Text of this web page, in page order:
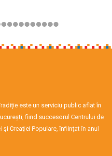
este un serviciu public aflat în
fiind succesorul Centrului de
Creaţiei Populare, înființat în anul